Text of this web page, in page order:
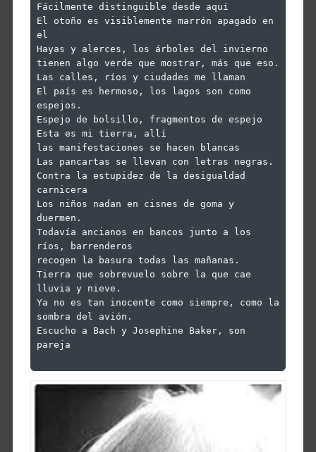
Fácilmente distinguible desde aquí
El otoño es visiblemente marrón apagado en
el
Hayas y alerces, los árboles del invierno
tienen algo verde que mostrar, más que eso.
Las calles, ríos y ciudades me llaman
El país es hermoso, los lagos son como
espejos.
Espejo de bolsillo, fragmentos de espejo
Esta es mi tierra, allí
las manifestaciones se hacen blancas
Las pancartas se llevan con letras negras.
Contra la estupidez de la desigualdad
carnicera
Los niños nadan en cisnes de goma y
duermen.
Todavía ancianos en bancos junto a los
ríos, barrenderos
recogen la basura todas las mañanas.
Tierra que sobrevuelo sobre la que cae
lluvia y nieve.
Ya no es tan inocente como siempre, como la
sombra del avión.
Escucho a Bach y Josephine Baker, son
pareja